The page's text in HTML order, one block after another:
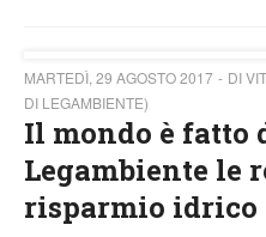
MARTEDÌ, 29 AGOSTO 2017
DI
DI LEGAMBIENTE)
Il mondo è fatto
Legambiente le
risparmio idrico